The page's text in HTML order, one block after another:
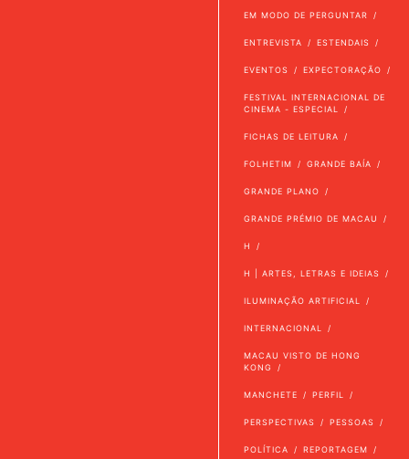
EM MODO DE PERGUNTAR
ENTREVISTA ESTENDAIS
EVENTOS EXPECTORAÇÃO
FESTIVAL INTERNACIONAL DE
CINEMA - ESPECIAL
FICHAS DE LEITURA
FOLHETIM GRANDE BAÍA
GRANDE PLANO
GRANDE PRÉMIO DE MACAU
H
H | ARTES, LETRAS E IDEIAS
ILUMINAÇÃO ARTIFICIAL
INTERNACIONAL
MACAU VISTO DE HONG
KONG
MANCHETE PERFIL
PERSPECTIVAS PESSOAS
POLÍTICA REPORTAGEM